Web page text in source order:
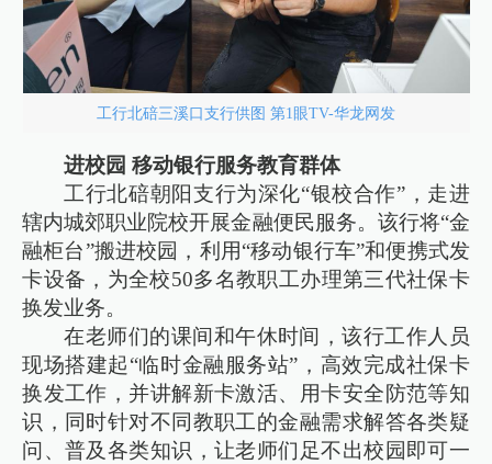
工行北碚三溪口支行供图 第1眼TV-华龙网发
进校园 移动银行服务教育群体
工行北碚朝阳支行为深化“银校合作”，走进
辖内城郊职业院校开展金融便民服务。该行将“金
融柜台”搬进校园，利用“移动银行车”和便携式发
卡设备，为全校50多名教职工办理第三代社保卡
换发业务。
在老师们的课间和午休时间，该行工作人员
现场搭建起“临时金融服务站”，高效完成社保卡
换发工作，并讲解新卡激活、用卡安全防范等知
识，同时针对不同教职工的金融需求解答各类疑
问、普及各类知识，让老师们足不出校园即可一